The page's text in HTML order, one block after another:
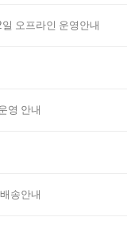
오프라인 운영안내
영 안내
송안내